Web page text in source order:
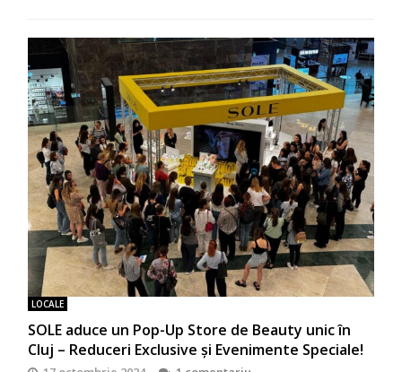
LOCALE
SOLE aduce un Pop-Up Store de Beauty unic în
Cluj – Reduceri Exclusive și Evenimente Speciale!